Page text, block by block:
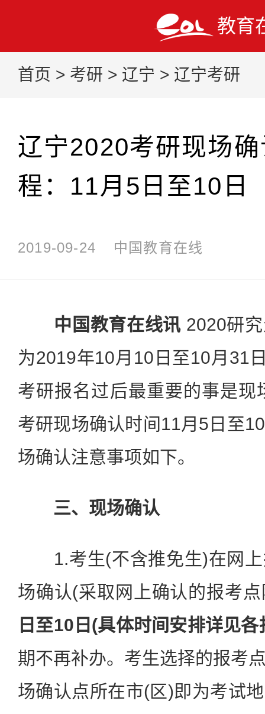
教育
首页 > 考研 > 辽宁 > 辽宁考研
辽宁2020考研现场
程：11月5日至10日
2019-09-24 中国教育在线
中国教育在线讯 2020研
为2019年10月10日至10月31
考研报名过后最重要的事是现
考研现场确认时间11月5日至
场确认注意事项如下。
三、现场确认
1.考生(不含推免生)在网上
场确认(采取网上确认的报考
日至10日(具体时间安排详见
期不再补办。考生选择的报考
场确认点所在市(区)即为考试